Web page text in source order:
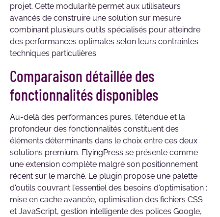
projet. Cette modularité permet aux utilisateurs
avancés de construire une solution sur mesure
combinant plusieurs outils spécialisés pour atteindre
des performances optimales selon leurs contraintes
techniques particulières.
Comparaison détaillée des
fonctionnalités disponibles
Au-delà des performances pures, l'étendue et la
profondeur des fonctionnalités constituent des
éléments déterminants dans le choix entre ces deux
solutions premium. FlyingPress se présente comme
une extension complète malgré son positionnement
récent sur le marché. Le plugin propose une palette
d'outils couvrant l'essentiel des besoins d'optimisation :
mise en cache avancée, optimisation des fichiers CSS
et JavaScript, gestion intelligente des polices Google,